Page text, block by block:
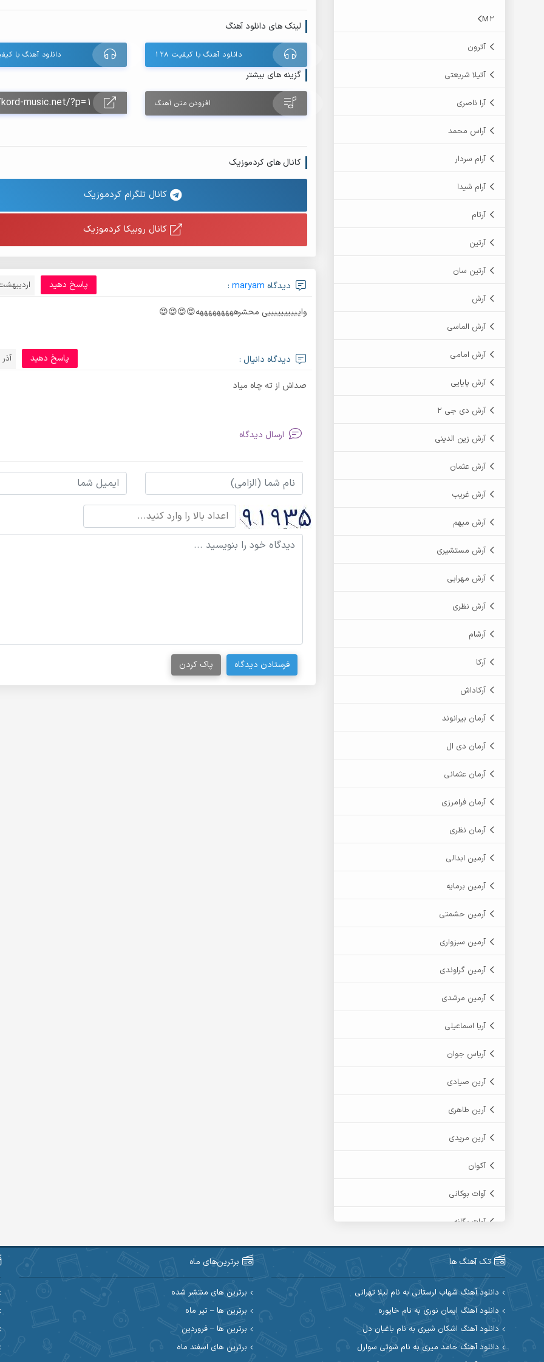
M2
آترون
آتیلا شریعتی
آرا ناصری
آراس محمد
آرام سردار
آرام شیدا
آرتام
آرتین
آرتین سان
آرش
آرش الماسی
آرش امامی
آرش پایایی
آرش دی جی 2
آرش زین الدینی
آرش عثمان
آرش غریب
آرش مبهم
آرش مستشیری
آرش مهرابی
آرش نظری
آرشام
آرکا
آرکاداش
آرمان بیرانوند
آرمان دی ال
آرمان عثمانی
آرمان فرامرزی
آرمان نظری
آرمین ابدالی
آرمین برمایه
آرمین حشمتی
آرمین سبزواری
آرمین گراوندی
آرمین مرشدی
آریا اسماعیلی
آریاس جوان
آرین صیادی
آرین طاهری
آرین مریدی
آکوان
آوات بوکانی
آوات یگانه
آیت احمدنژاد
آیهان
ابراهیم شمس
ابوالحسن جاویدان
لینک های دانلود آهنگ
دانلود آهنگ با کیفیت ۱۲۸ دانلود آهنگ با
گزینه های بیشتر
افزودن متن آهنگ
کانال های کردموزیک
کانال تلگرام کردموزیک
کانال روبیکا کردموزیک
دیدگاه maryam
: اردیبهشت 5, پاسخ دهید
واییییییییییی محشرهههههههههه😍😍😍😍
دیدگاه دانیال : آذر 12, 1400 پاسخ دهید
صداش از ته چاه میاد
ارسال دیدگاه
فرستادن دیدگاه پاک کردن
تک آهنگ ها
دانلود آهنگ شهاب لرستانی به نام لیلا تهرانی
دانلود آهنگ ایمان نوری به نام خاپوره
دانلود آهنگ اشکان شیری به نام باغبان دل
دانلود آهنگ حامد میری به نام شوتی سوارل
برترین‌های ماه
برترین های منتشر شده
برترین ها – تیر ماه
برترین ها – فروردین
برترین های اسفند ماه